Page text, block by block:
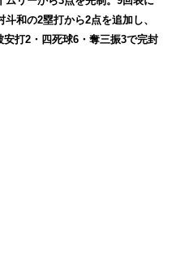
和の2塁打から2点を追加し、
打2・四死球6・奪三振3で完封